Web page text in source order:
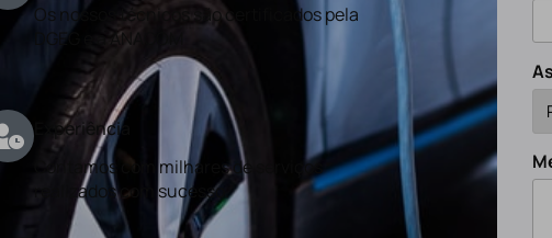
Os nossos técnicos são certificados pela
DGEG e a ANACOM
Experiência
Contamos com milhares de serviços
realizados com sucesso.